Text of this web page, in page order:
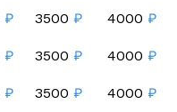
₽ 3500 ₽ 4000 ₽
₽ 3500 ₽ 4000 ₽
₽ 3500 ₽ 4000 ₽